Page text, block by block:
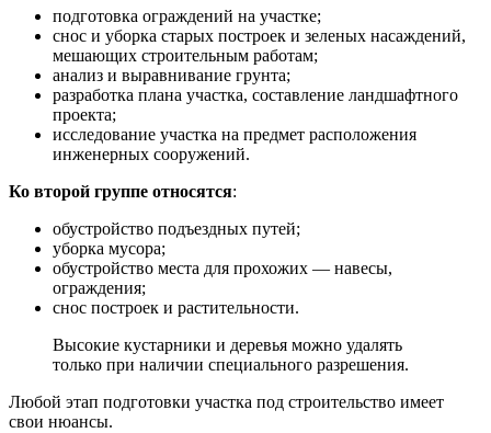
подготовка ограждений на участке;
снос и уборка старых построек и зеленых насаждений,
мешающих строительным работам;
анализ и выравнивание грунта;
разработка плана участка, составление ландшафтного
проекта;
исследование участка на предмет расположения
инженерных сооружений.
Ко второй группе относятся:
обустройство подъездных путей;
уборка мусора;
обустройство места для прохожих — навесы,
ограждения;
снос построек и растительности.
Высокие кустарники и деревья можно удалять
только при наличии специального разрешения.
Любой этап подготовки участка под строительство имеет
свои нюансы.